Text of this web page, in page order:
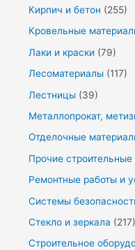
Кирпич и бетон (255)
Кровельные
Лаки и краски (79)
Лесоматериалы (117)
Лестницы (39)
Металлопрокат,
Отделочные
Прочие строительные
Ремонтные работы и
Системы
Стекло и зеркала (217)
Строительное